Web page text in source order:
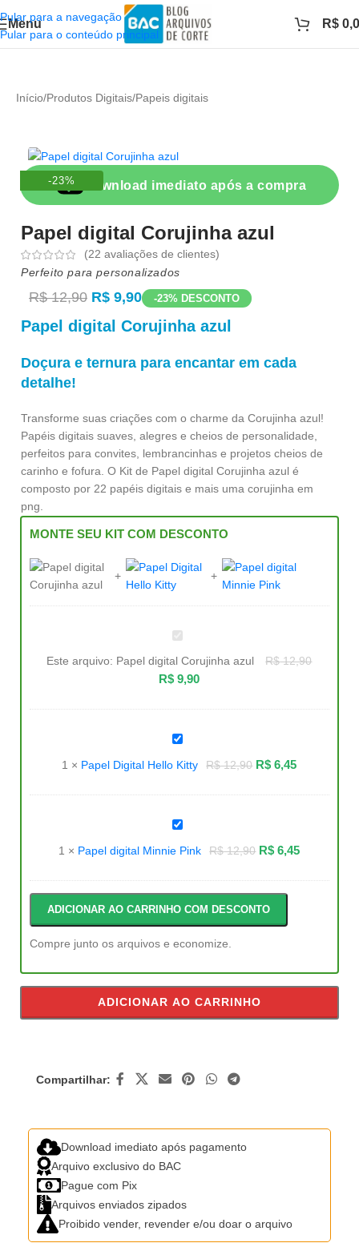
Pular para a navegação
Pular para o conteúdo principal
Menu R$
Início/Produtos Digitais/Papeis digitais
-23% Download imediato após a compra
Papel digital Corujinha azul
(22 avaliações de clientes)
Perfeito para personalizados
R$12,90 R$ 9,90 -23% DESCONTO
Papel digital Corujinha azul
Doçura e ternura para encantar em cada
detalhe!
Transforme suas criações com o charme da Corujinha azul!
Papéis digitais suaves, alegres e cheios de personalidade,
perfeitos para convites, lembrancinhas e projetos cheios de
carinho e fofura. O Kit de Papel digital Corujinha azul é
composto por 22 papéis digitais e mais uma corujinha em
png.
MONTE SEU KIT COM DESCONTO
Papel
digital
azul
Este arquivo: Papel digital Corujinha azul R$12,90
R$ 9,90
Papel
Digital
Kitty
1 × Papel Digital Hello Kitty R$12,90 R$ 6,45
Papel
digital
Pink
1 × Papel digital Minnie Pink R$12,90 R$ 6,45
ADICIONAR AO CARRINHO COM DESCONTO
Compre junto os arquivos e economize.
ADICIONAR AO CARRINHO
Compartilhar:
Download imediato após pagamento
Arquivo exclusivo do BAC
Pague com Pix
Arquivos enviados zipados
Proibido vender, revender e/ou doar o arquivo